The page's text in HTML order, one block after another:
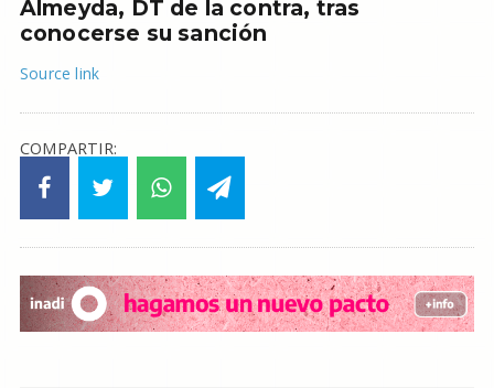
Almeyda, DT de la contra, tras
conocerse su sanción
Source link
COMPARTIR: